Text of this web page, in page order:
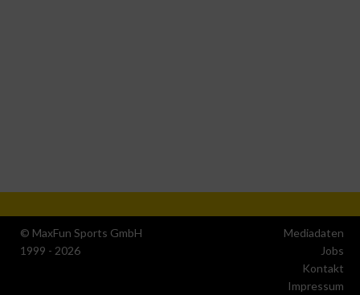
© MaxFun Sports GmbH
1999 - 2026
Mediadaten
Jobs
Kontakt
Impressum